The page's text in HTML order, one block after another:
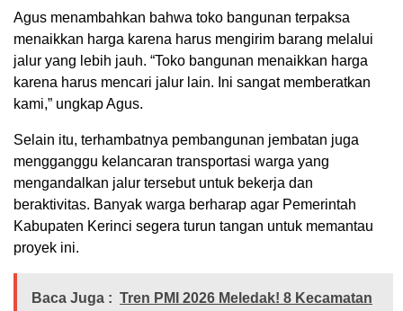
Agus menambahkan bahwa toko bangunan terpaksa
menaikkan harga karena harus mengirim barang melalui
jalur yang lebih jauh. “Toko bangunan menaikkan harga
karena harus mencari jalur lain. Ini sangat memberatkan
kami,” ungkap Agus.
Selain itu, terhambatnya pembangunan jembatan juga
mengganggu kelancaran transportasi warga yang
mengandalkan jalur tersebut untuk bekerja dan
beraktivitas. Banyak warga berharap agar Pemerintah
Kabupaten Kerinci segera turun tangan untuk memantau
proyek ini.
Baca Juga : Tren PMI 2026 Meledak! 8 Kecamatan